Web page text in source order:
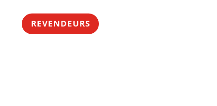
REVENDEURS